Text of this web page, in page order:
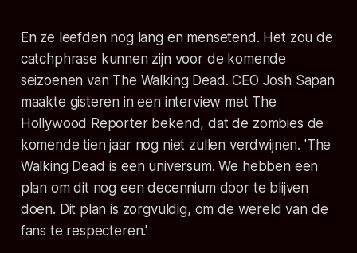
En ze leefden nog lang en mensetend. Het zou de
catchphrase kunnen zijn voor de komende
seizoenen van The Walking Dead. CEO Josh Sapan
maakte gisteren in een interview met The
Hollywood Reporter bekend, dat de zombies de
komende tien jaar nog niet zullen verdwijnen. 'The
Walking Dead is een universum. We hebben een
plan om dit nog een decennium door te blijven
doen. Dit plan is zorgvuldig, om de wereld van de
fans te respecteren.'